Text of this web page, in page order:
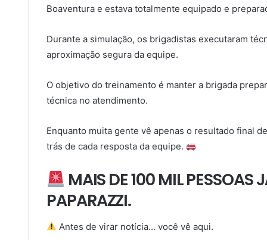
Boaventura e estava totalmente equipado e
Durante a simulação, os brigadistas executaram
aproximação segura da equipe.
O objetivo do treinamento é manter a brigada
técnica no atendimento.
Enquanto muita gente vê apenas o resultado final
trás de cada resposta da equipe.
MAIS DE 100 MIL
PAPARAZZI.
Antes de virar notícia… você vê aqui.